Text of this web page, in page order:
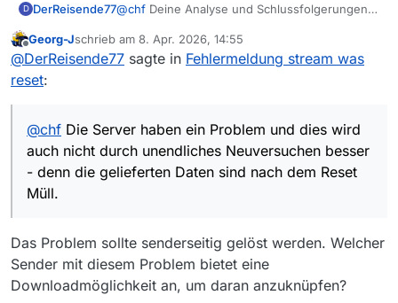
D DerReisende77@chf Deine Analyse und Schlussfolgerungen
dies wird auch nicht durch unendliches
Neuversuchen besser - denn die gelieferten
neueren Standard noch ein Problem haben.
Jedoch ist der gelieferte Film an sich Datenmüll
und kann nicht angeschaut werden.
Auch eine Reduzierung der Bandbreite für den
yt-dlp auf - unabhängig von der gewählten
Auflösung. Von daher gesehen besteht aus
Sicht von MV kein Grund weitere Änderungen
vorzunehmen die nichts bewirken. Niemand
Offline
Georg-Jschrieb am 8. Apr. 2026, 14:55
zuletzt editiert von
@DerReisende77 sagte in Fehlermeldung stream was
reset:
@chf Die Server haben ein Problem und dies wird
auch nicht durch unendliches Neuversuchen besser
- denn die gelieferten Daten sind nach dem Reset
Müll.
Das Problem sollte senderseitig gelöst werden. Welcher
Sender mit diesem Problem bietet eine
Downloadmöglichkeit an, um daran anzuknüpfen?